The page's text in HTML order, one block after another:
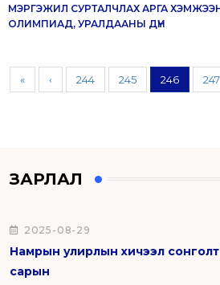
МЭРГЭЖИЛ СУРТАЛЧЛАХ АРГА
ОЛИМПИАД, УРАЛДААНЫ ДҮН
« ‹ 244 245 246 247
ЗАРЛАЛ
Намрын улирлын хичээл
сарын
2025-08-29